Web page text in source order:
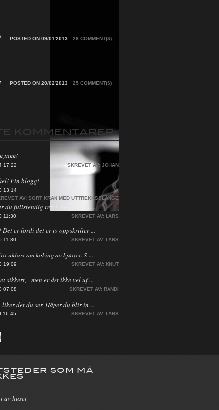
26 COMMENT(S) |
POSTED ON 09/01/2013
25 COMMENT(S) |
POSTED ON 20/02/2013
KOMMENTARER
17:22 SKREVET AV: JOHAN
Fin blogg!
13:14
AV: SORT KRAN MED UTTREKKSSLANGE
du fullstendig rett i, men jeg ha ...
11:30 SKREVET AV: LARS
Det er fordi det er to oppskrifter ...
11:30 SKREVET AV: LARS
uklart om koking av kjøttet. S ...
19:09 SKREVET AV: KNUT
sikkert, - men er det ikke vel uf ...
07:08 SKREVET AV: RANDI
liker det du ser. Håper du blir in ...
16:45 SKREVET AV: LARS
SOM MÅ
av huset